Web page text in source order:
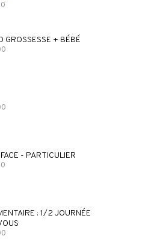
GROSSESSE + BÉBÉ
FACE - PARTICULIER
: 1/2 JOURNÉE